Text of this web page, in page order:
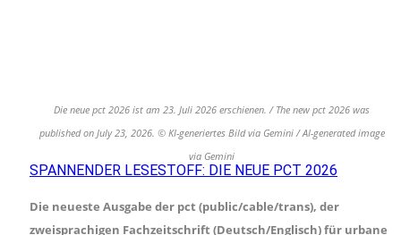
Die neue pct 2026 ist am 23. Juli 2026 erschienen. / The new pct 2026 was
published on July 23, 2026. © KI-generiertes Bild via Gemini / AI-generated image
via Gemini
SPANNENDER LESESTOFF: DIE NEUE PCT 2026
Die neueste Ausgabe der pct (public/cable/trans), der
zweisprachigen Fachzeitschrift (Deutsch/Englisch) für urbane